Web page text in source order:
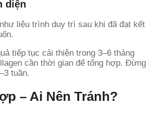
diện
liệu trình duy trì sau khi đã đạt kết
tiếp tục cải thiện trong 3–6 tháng
cần thời gian để tổng hợp. Đừng
tuần.
– Ai Nên Tránh?